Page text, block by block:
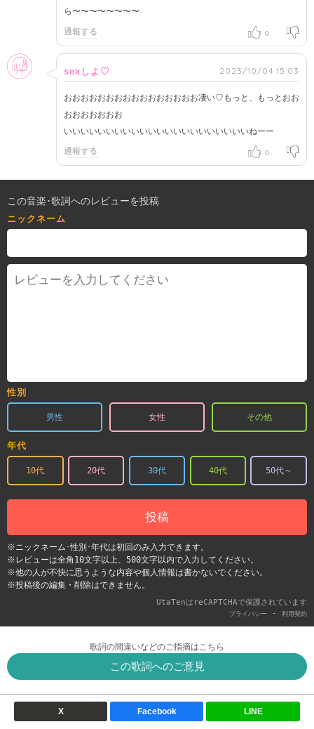
ら〜〜〜〜〜〜〜〜
通報する 0
女性
sexしよ♡ 2023/10/04 15:03
おおおおおおおおおおおおおおおお凄い♡もっと、もっとおお
おおおおおおお
いいいいいいいいいいいいいいいいいいいいいいねーー
通報する 0
この音楽･歌詞へのレビューを投稿
ニックネーム
性別
男性 女性 その他
年代
10代 20代 30代 40代 50代～
投稿
※ニックネーム･性別･年代は初回のみ入力できます。
※レビューは全角10文字以上、500文字以内で入力してください。
※他の人が不快に思うような内容や個人情報は書かないでください。
※投稿後の編集・削除はできません。
UtaTenはreCAPTCHAで保護されています
プライバシー - 利用契約
歌詞の間違いなどのご指摘はこちら
この歌詞へのご意見
X Facebook LINE